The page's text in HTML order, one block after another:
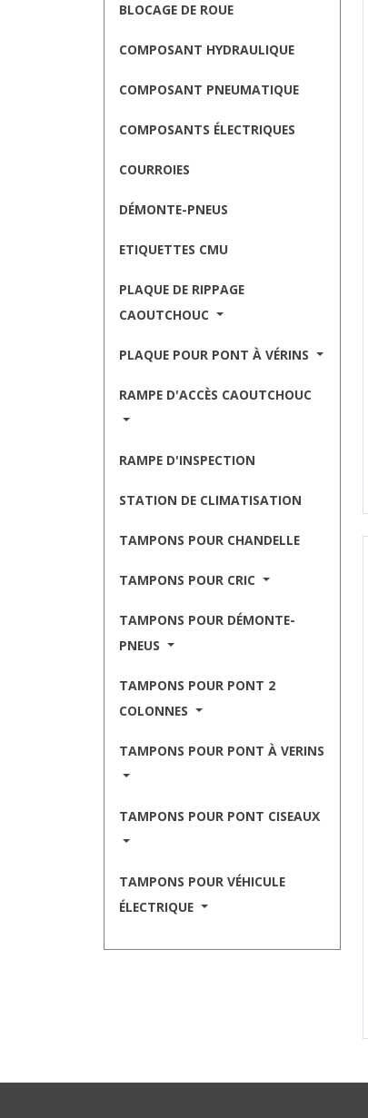
BLOCAGE DE ROUE
COMPOSANT HYDRAULIQUE
COMPOSANT PNEUMATIQUE
COMPOSANTS ÉLECTRIQUES
COURROIES
DÉMONTE-PNEUS
ETIQUETTES CMU
PLAQUE DE RIPPAGE
CAOUTCHOUC
PLAQUE POUR PONT À VÉRINS
RAMPE D'ACCÈS CAOUTCHOUC
RAMPE D'INSPECTION
STATION DE CLIMATISATION
TAMPONS POUR CHANDELLE
TAMPONS POUR CRIC
TAMPONS POUR DÉMONTE-
PNEUS
TAMPONS POUR PONT 2
COLONNES
TAMPONS POUR PONT À VERINS
TAMPONS POUR PONT CISEAUX
TAMPONS POUR VÉHICULE
ÉLECTRIQUE